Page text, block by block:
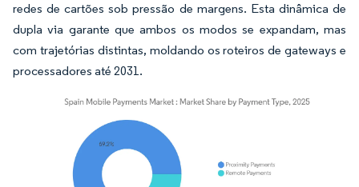
redes de cartões sob pressão de margens. Esta dinâmica de
dupla via garante que ambos os modos se expandam, mas
com trajetórias distintas, moldando os roteiros de gateways e
processadores até 2031.